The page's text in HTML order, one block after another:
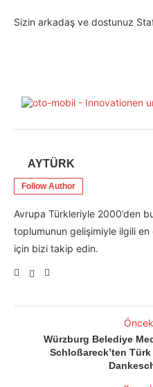
Sizin arkadaş ve dostunuz
AYTÜRK
Follow Author
Avrupa Türkleriyle 2000’den
toplumunun gelişimiyle ilgili
için bizi takip edin.
Würzburg Belediye
Schloßareck’ten